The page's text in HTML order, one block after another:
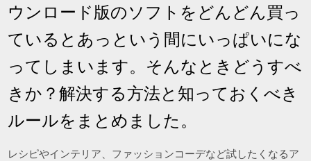
ウンロード版のソフトをどんどん買っ
ているとあっという間にいっぱいにな
ってしまいます。そんなときどうすべ
きか？解決する方法と知っておくべき
ルールをまとめました。
レシピやインテリア、ファッションコーデなど試したくなるア